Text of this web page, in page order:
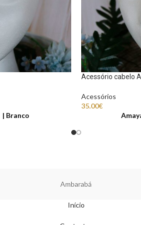
Branco
Acessório cabelo
Acessórios
35.00€
Ambarabá
Início